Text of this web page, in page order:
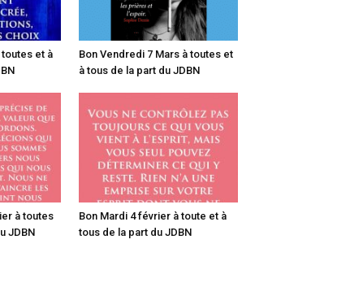
toutes et à
Bon Vendredi 7 Mars à toutes et
à tous de la part du JDBN
à toutes
JDBN
Bon Mardi 4 février à toute et à
tous de la part du JDBN